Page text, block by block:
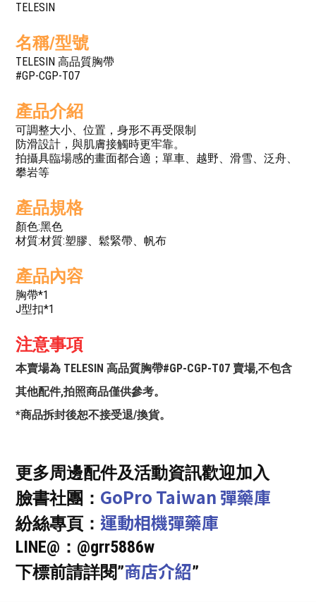
TELESIN
名稱/型號
TELESIN 高品質胸帶
#GP-CGP-T07
產品介紹
可調整大小、位置，身形不再受限制
防滑設計，與肌膚接觸時更牢靠。
拍攝具臨場感的畫面都合適；單車、越野、滑雪、泛舟、
攀岩等
產品規格
顏色:黑色
材質:材質:塑膠、鬆緊帶、帆布
產品內容
胸帶*1
J型扣*1
注意事項
本賣場為 TELESIN 高品質胸帶#GP-CGP-T07 賣場,不包含
其他配件,拍照商品僅供參考。
*商品拆封後恕不接受退/換貨。
更多周邊配件及活動資訊歡迎加入
臉書社團： GoPro Taiwan 彈藥庫
紛絲專頁： 運動相機彈藥庫
LINE@：@grr5886w
下標前請詳閱”商店介紹”